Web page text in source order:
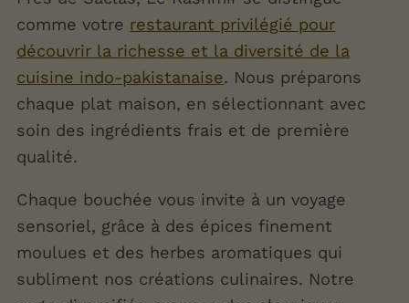
comme votre restaurant privilégié pour
découvrir la richesse et la diversité de la
cuisine indo-pakistanaise. Nous préparons
chaque plat maison, en sélectionnant avec
soin des ingrédients frais et de première
qualité.
Chaque bouchée vous invite à un voyage
sensoriel, grâce à des épices finement
moulues et des herbes aromatiques qui
subliment nos créations culinaires. Notre